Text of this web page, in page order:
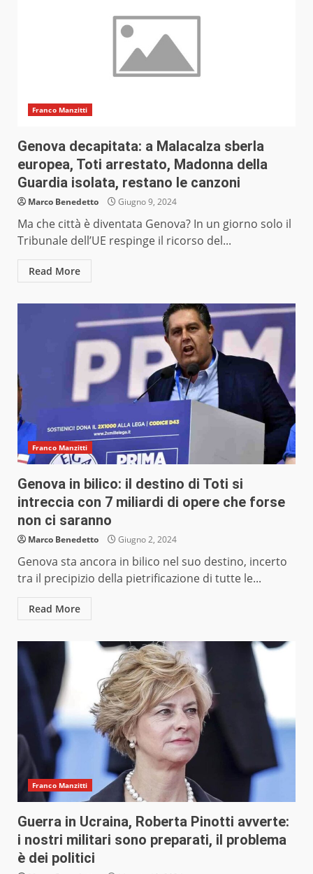
Franco Manzitti
Genova decapitata: a Malacalza sberla
europea, Toti arrestato, Madonna della
Guardia isolata, restano le canzoni
Marco Benedetto Giugno 9, 2024
Ma che città è diventata Genova? In un giorno solo il
Tribunale dell’UE respinge il ricorso del...
Read More
Franco Manzitti
Genova in bilico: il destino di Toti si
intreccia con 7 miliardi di opere che forse
non ci saranno
Marco Benedetto Giugno 2, 2024
Genova sta ancora in bilico nel suo destino, incerto
tra il precipizio della pietrificazione di tutte le...
Read More
Franco Manzitti
Guerra in Ucraina, Roberta Pinotti avverte:
i nostri militari sono preparati, il problema
è dei politici